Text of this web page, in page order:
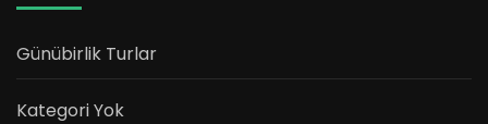
Günübirlik Turlar
Kategori Yok